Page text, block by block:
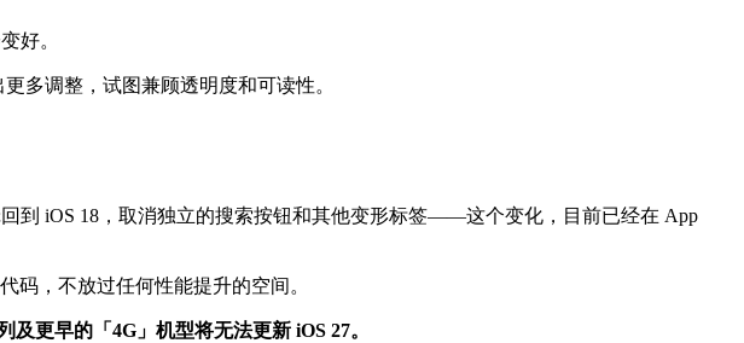
好。
多调整，试图兼顾透明度和可读性。
到 iOS 18，取消独立的搜索按钮和其他变形标签——这个变化，目前已经在 App
码，不放过任何性能提升的空间。
更早的「4G」机型将无法更新 iOS 27。